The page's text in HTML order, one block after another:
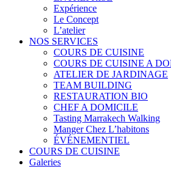
Expérience
Le Concept
L’atelier
NOS SERVICES
COURS DE CUISINE
COURS DE CUISINE A
ATELIER DE JARDINAGE
TEAM BUILDING
RESTAURATION BIO
CHEF A DOMICILE
Tasting Marrakech Walking
Manger Chez L’habitons
ÉVÉNEMENTIEL
COURS DE CUISINE
Galeries